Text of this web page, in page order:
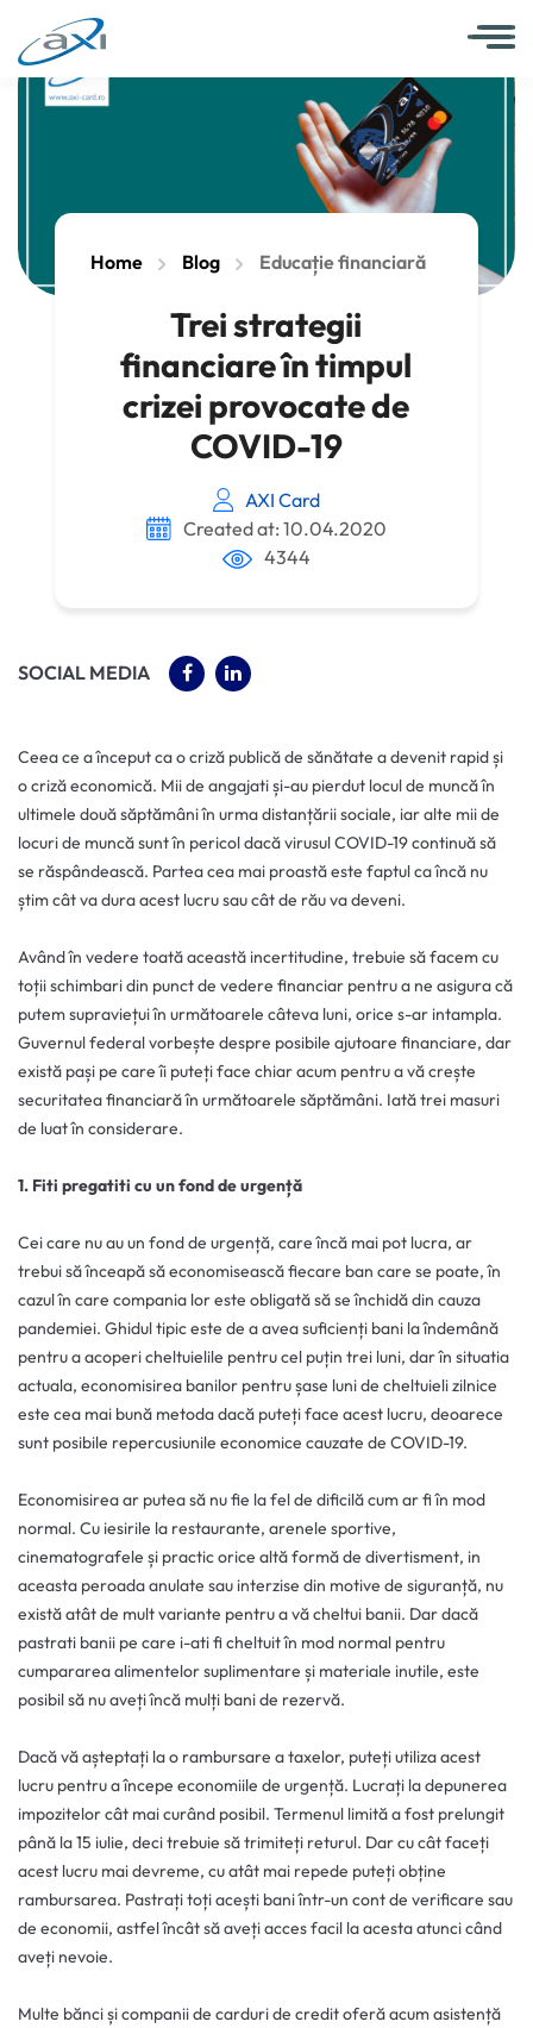
Home Blog Educație financiară
Trei strategii
financiare în timpul
crizei provocate de
COVID-19
AXI Card
Created at: 10.04.2020
4344
SOCIAL MEDIA (OPENS IN A NEW TAB)
(OPENS IN A NEW TAB)
Ceea ce a început ca o criză publică de sănătate a devenit rapid și
o criză economică. Mii de angajati și-au pierdut locul de muncă în
ultimele două săptămâni în urma distanțării sociale, iar alte mii de
locuri de muncă sunt în pericol dacă virusul COVID-19 continuă să
se răspândească. Partea cea mai proastă este faptul ca încă nu
știm cât va dura acest lucru sau cât de rău va deveni.
Având în vedere toată această incertitudine, trebuie să facem cu
toții schimbari din punct de vedere financiar pentru a ne asigura că
putem supraviețui în următoarele câteva luni, orice s-ar intampla.
Guvernul federal vorbește despre posibile ajutoare financiare, dar
există pași pe care îi puteți face chiar acum pentru a vă crește
securitatea financiară în următoarele săptămâni. Iată trei masuri
de luat în considerare.
1. Fiti pregatiti cu un fond de urgență
Cei care nu au un fond de urgență, care încă mai pot lucra, ar
trebui să înceapă să economisească fiecare ban care se poate, în
cazul în care compania lor este obligată să se închidă din cauza
pandemiei. Ghidul tipic este de a avea suficienți bani la îndemână
pentru a acoperi cheltuielile pentru cel puțin trei luni, dar în situatia
actuala, economisirea banilor pentru șase luni de cheltuieli zilnice
este cea mai bună metoda dacă puteți face acest lucru, deoarece
sunt posibile repercusiunile economice cauzate de COVID-19.
Economisirea ar putea să nu fie la fel de dificilă cum ar fi în mod
normal. Cu iesirile la restaurante, arenele sportive,
cinematografele și practic orice altă formă de divertisment, in
aceasta peroada anulate sau interzise din motive de siguranță, nu
există atât de mult variante pentru a vă cheltui banii. Dar dacă
pastrati banii pe care i-ati fi cheltuit în mod normal pentru
cumpararea alimentelor suplimentare și materiale inutile, este
posibil să nu aveți încă mulți bani de rezervă.
Dacă vă așteptați la o rambursare a taxelor, puteți utiliza acest
lucru pentru a începe economiile de urgență. Lucrați la depunerea
impozitelor cât mai curând posibil. Termenul limită a fost prelungit
până la 15 iulie, deci trebuie să trimiteți returul. Dar cu cât faceți
acest lucru mai devreme, cu atât mai repede puteți obține
rambursarea. Pastrați toți acești bani într-un cont de verificare sau
de economii, astfel încât să aveți acces facil la acesta atunci când
aveți nevoie.
Multe bănci și companii de carduri de credit oferă acum asistență